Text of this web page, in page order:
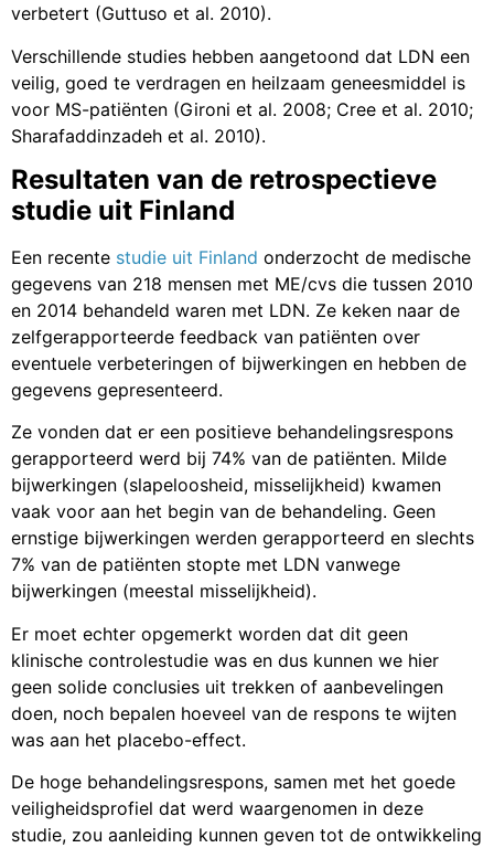
verbetert (Guttuso et al. 2010).
Verschillende studies hebben aangetoond dat LDN een
veilig, goed te verdragen en heilzaam geneesmiddel is
voor MS-patiënten (Gironi et al. 2008; Cree et al. 2010;
Sharafaddinzadeh et al. 2010).
Resultaten van de retrospectieve
studie uit Finland
Een recente studie uit Finland onderzocht de medische
gegevens van 218 mensen met ME/cvs die tussen 2010
en 2014 behandeld waren met LDN. Ze keken naar de
zelfgerapporteerde feedback van patiënten over
eventuele verbeteringen of bijwerkingen en hebben de
gegevens gepresenteerd.
Ze vonden dat er een positieve behandelingsrespons
gerapporteerd werd bij 74% van de patiënten. Milde
bijwerkingen (slapeloosheid, misselijkheid) kwamen
vaak voor aan het begin van de behandeling. Geen
ernstige bijwerkingen werden gerapporteerd en slechts
7% van de patiënten stopte met LDN vanwege
bijwerkingen (meestal misselijkheid).
Er moet echter opgemerkt worden dat dit geen
klinische controlestudie was en dus kunnen we hier
geen solide conclusies uit trekken of aanbevelingen
doen, noch bepalen hoeveel van de respons te wijten
was aan het placebo-effect.
De hoge behandelingsrespons, samen met het goede
veiligheidsprofiel dat werd waargenomen in deze
studie, zou aanleiding kunnen geven tot de ontwikkeling